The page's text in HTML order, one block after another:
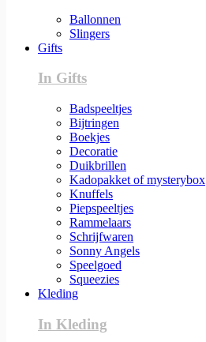
Ballonnen
Slingers
Gifts
In Gifts
Badspeeltjes
Bijtringen
Boekjes
Decoratie
Duikbrillen
Kadopakket of mysterybox
Knuffels
Piepspeeltjes
Rammelaars
Schrijfwaren
Sonny Angels
Speelgoed
Squeezies
Kleding
In Kleding